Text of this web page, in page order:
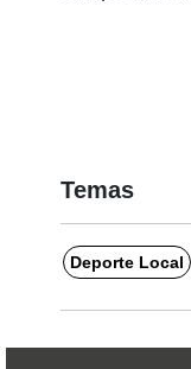
Temas
Deporte Local